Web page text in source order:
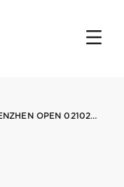
ATP RACE MIN SHENZHEN OPEN 02102016 SHENZHEN